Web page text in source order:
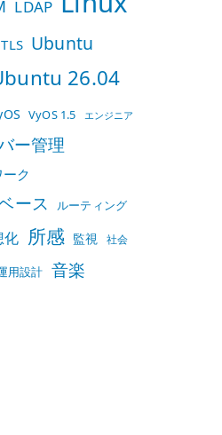
LDAP
TLS Ubuntu
26.04
VyOS 1.5 エンジニア
ー管理
ク
ース ルーティング
化 所感 監視 社会
用設計 音楽